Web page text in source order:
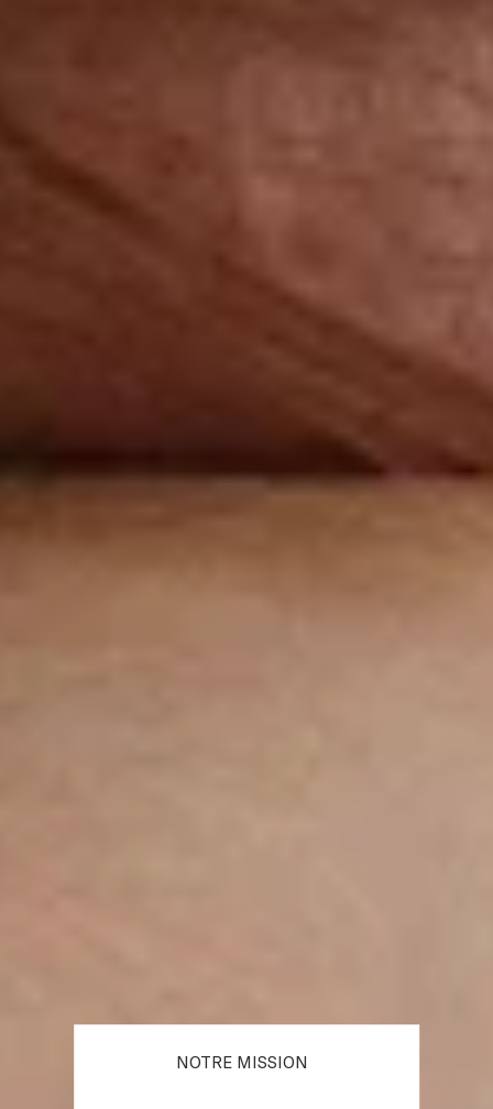
NOTRE MISSION